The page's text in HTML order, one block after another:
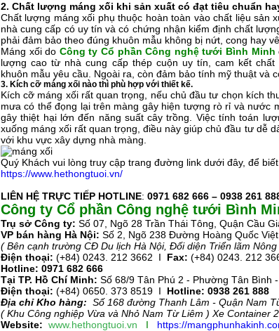
2. Chất lượng máng xối khi sản xuất có đạt tiêu chuẩn
Chất lượng máng xối phụ thuộc hoàn toàn vào chất liệu sản
nhà cung cấp có uy tín và có chứng nhận kiểm định chất
phải đảm bảo theo đúng khuôn mẫu không bị nứt, cong hay
Máng xối do Công ty Cổ phần Công nghệ tưới Bình Minh
lượng cao từ nhà cung cấp thép cuộn uy tín, cam kết
khuôn mẫu yêu cầu. Ngoài ra, còn đảm bảo tính mỹ thuật và
3. Kích cỡ máng xối nào thì phù hợp với thiết kế.
Kích cỡ máng xối rất quan trọng, nếu chủ đầu tư chọn kích
mưa có thể đọng lại trên màng gây hiện tượng rò rỉ và nước
gây thiệt hại lớn đến năng suất cây trồng. Việc tính toán
xuống máng xối rất quan trọng, điều này giúp chủ đầu tư dễ
với khu vực xây dựng nhà màng.
Quý Khách vui lòng truy cập trang đường link dưới đây, để
https://www.hethongtuoi.vn/
LIÊN HỆ TRỰC TIẾP HOTLINE: 0971 682 666 – 0938 261
Công ty Cổ phần Công nghệ tưới Bình
Trụ sở Công ty: Số 07, Ngõ 28 Trần Thái Tông, Quận Cầu
VP bán hàng Hà Nội: Số 2, Ngõ 238 Đường Hoàng Quốc
( Bên cạnh trường CĐ Du lịch Hà Nội, Đối diện Triển lãm
Điện thoại: (+84) 0243. 212 3662 I Fax: (+84) 0243. 212
Hotline: 0971 682 666
Tại TP. Hồ Chí Minh: Số 68/9 Tân Phú 2 - Phường Tân Bình
Điện thoại: (+84) 0650. 373 8519 I Hotline: 0938 261 888
Địa chỉ Kho hàng: Số 168 đường Thanh Lâm - Quận Nam
( Khu Công nghiệp Vừa và Nhỏ Nam Từ Liêm ) Xe Container
Website: www.hethongtuoi.vn I https://